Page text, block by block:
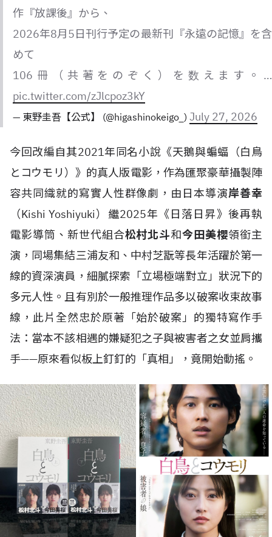
作『放課後』から、
2026年8月5日刊行予定の最新刊『永遠の記憶』を含
めて
106冊（共著をのぞく）を数えます。…
pic.twitter.com/zJlcpoz3kY
— 東野圭吾【公式】 (@higashinokeigo_) July 27, 2026
今回改編自其2021年同名小說《天鵝與蝙蝠（白鳥
とコウモリ）》的真人版電影，作為匯聚豪華攝製陣
容共同織就的寫實人性群像劇，由日本導演岸善幸
（Kishi Yoshiyuki）繼2025年《日落日昇》後再執
電影導筒、新世代組合松村北斗和今田美櫻領銜主
演，同場集結三浦友和、中村芝翫等長年活躍於第一
線的資深演員，細膩探索「立場極端對立」狀況下的
多元人性。且有別於一般推理作品多以破案收束故事
線，此片全然忠於原著「始於破案」的獨特寫作手
法：當本不該相遇的嫌疑犯之子與被害者之女並肩攜
手——原來看似板上釘釘的「真相」，竟開始動搖。